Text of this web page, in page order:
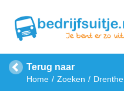
Terug naar
Home Zoeken Drenthe